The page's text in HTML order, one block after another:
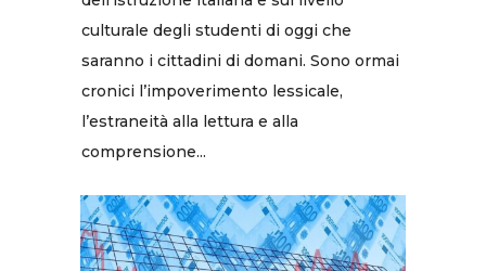
culturale degli studenti di oggi che
saranno i cittadini di domani. Sono ormai
cronici l’impoverimento lessicale,
l’estraneità alla lettura e alla
comprensione...